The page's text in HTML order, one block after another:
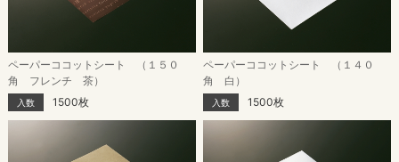
ペーパーココットシート （１５０
角 フレンチ 茶）
入数 1500枚
ペーパーココットシート （１４０
角 白）
入数 1500枚